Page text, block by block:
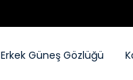
Erkek Güneş Gözlüğü